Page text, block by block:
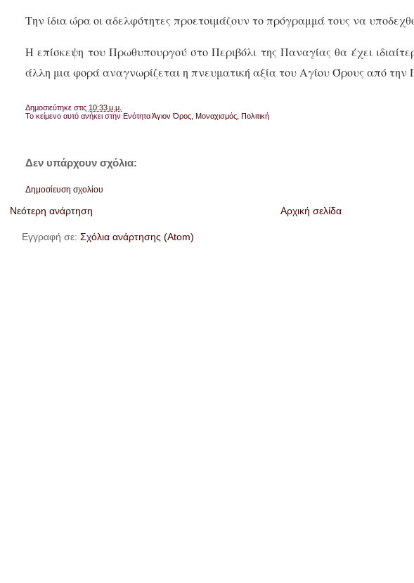
Την ίδια ώρα οι αδελφότητες προετοιμάζουν το πρόγραμμά τους να
Η επίσκεψη του Πρωθυπουργού στο Περιβόλι της Παναγίας θα έχει
άλλη μια φορά αναγνωρίζεται η πνευματική αξία του Αγίου Όρους από την
Δημοσιεύτηκε στις 10:33 μ.μ.
Το κείμενο αυτό ανήκει στην ΕνότηταΆγιον Όρος Μοναχισμός Πολιτική
Δεν υπάρχουν σχόλια:
Δημοσίευση σχολίου
Νεότερη ανάρτηση Αρχική σελίδα
Εγγραφή σε:Σχόλια ανάρτησης (Atom)